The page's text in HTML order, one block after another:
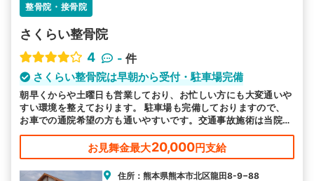
整骨院・接骨院
さくらい整骨院
4
- 件
さくらい整骨院は早朝から受付・駐車場完備
朝早くからや土曜日も営業しており、お忙しい方にも大変通いや
すい環境を整えております。 駐車場も完備しておりますので、
お車での通院希望の方も通いやすいです。交通事故施術は当院に
お任せください。
お見舞金最大20,000円支給
住所：熊本県熊本市北区龍田8-9−88